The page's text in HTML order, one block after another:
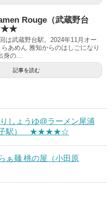
Rouge（武蔵野台
は武蔵野台駅。2024年11月オー
あめん 雅知からのはしごになり
身の...
記事を読む
しょうゆ@ラーメン尾浦
子駅） ★★★★☆
ぁ麺 桃の屋（小田原